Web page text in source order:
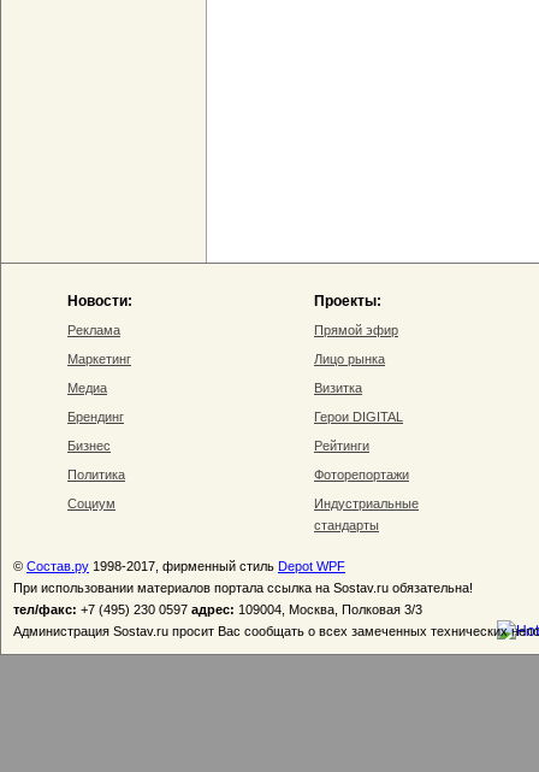
Новости:
Реклама
Маркетинг
Медиа
Брендинг
Бизнес
Политика
Социум
Проекты:
Прямой эфир
Лицо рынка
Визитка
Герои DIGITAL
Рейтинги
Фоторепортажи
Индустриальные
стандарты
© Состав.ру 1998-2017, фирменный стиль Depot WPF
При использовании материалов портала ссылка на Sostav.ru обязательна!
тел/факс: +7 (495) 230 0597 адрес: 109004, Москва, Полковая 3/3
Администрация Sostav.ru просит Вас сообщать о всех замеченных технических